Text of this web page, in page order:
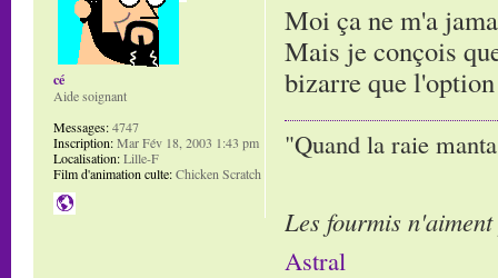
Moi ça ne m'a
Mais je conçois
bizarre que
"Quand la raie
Les fourmis
Astral
cé
Aide soignant
Messages:4747
Inscription:Mar Fév 18, 2003 1:43 pm
Localisation:Lille-F
Film d'animation culte:Chicken Scratch